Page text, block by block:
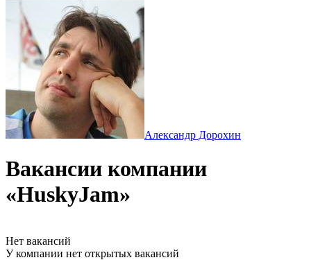
Александр Дорохин
Вакансии компании
«HuskyJam»
Нет вакансий
У компании нет открытых вакансий